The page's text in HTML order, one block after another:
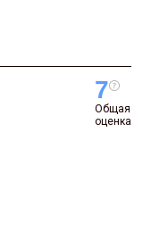
7
Общая
оценка